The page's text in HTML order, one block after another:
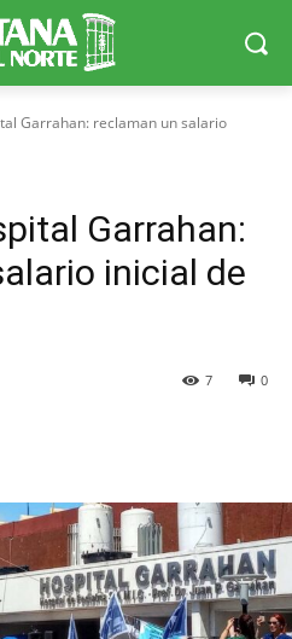
Garrahan: reclaman un salario
Garrahan:
inicial de
0
7